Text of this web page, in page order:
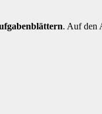
. Auf den